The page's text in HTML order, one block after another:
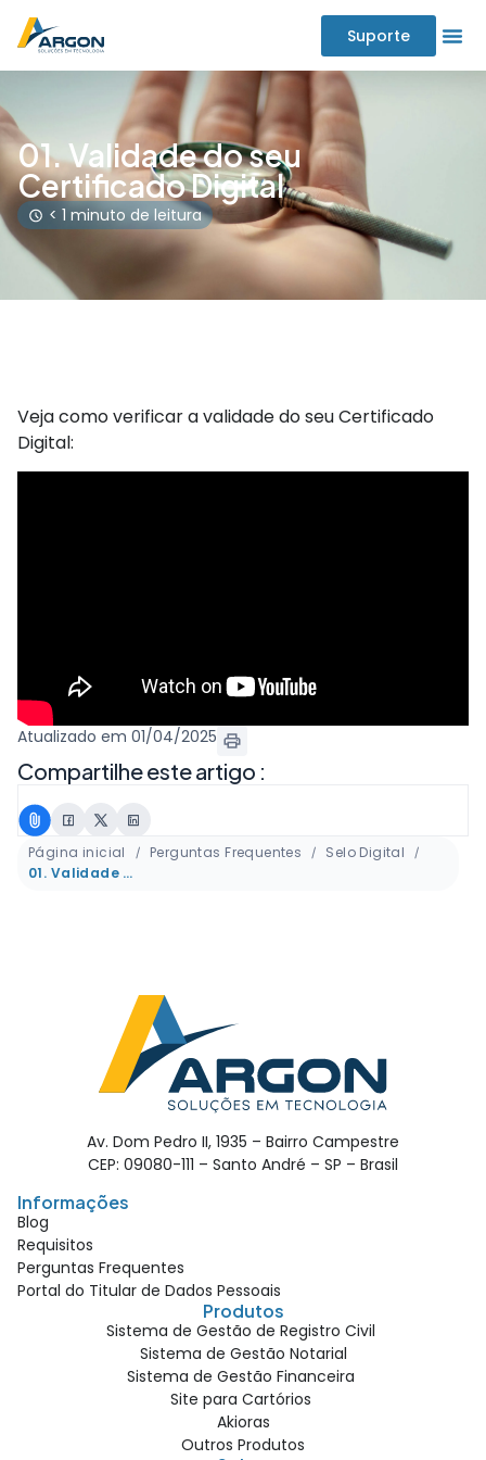
Suporte
01. Validade do seu
Certificado Digital
< 1 minuto de leitura
Veja como verificar a validade do seu Certificado
Digital:
Atualizado em 01/04/2025
Compartilhe este artigo :
Página inicial Perguntas Frequentes
Selo Digital
01. Validade do seu Certificado Digital
Av. Dom Pedro II, 1935 – Bairro Campestre
CEP: 09080-111 – Santo André – SP – Brasil
Informações
Blog
Requisitos
Perguntas Frequentes
Portal do Titular de Dados Pessoais
Produtos
Sistema de Gestão de Registro Civil
Sistema de Gestão Notarial
Sistema de Gestão Financeira
Site para Cartórios
Akioras
Outros Produtos